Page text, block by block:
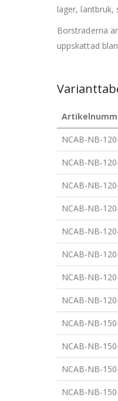
lager, lantbruk,
Borstraderna
uppskattad
NCAB-NB-
NCAB-NB-
NCAB-NB-
NCAB-NB-
NCAB-NB-
NCAB-NB-
NCAB-NB-
NCAB-NB-
NCAB-NB-
NCAB-NB-
NCAB-NB-
NCAB-NB-